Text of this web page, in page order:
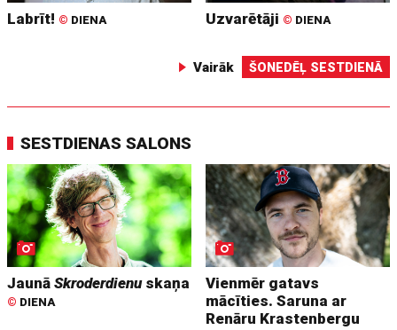
Labrīt! © DIENA Uzvarētāji © DIENA
Vairāk ŠONEDĒĻ SESTDIENĀ
SESTDIENAS SALONS
JaunāSkroderdienuskaņa
© DIENA
Vienmēr gatavs
mācīties. Saruna ar
Renāru Krastenbergu